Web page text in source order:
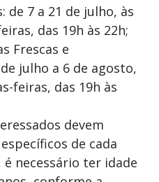
de 7 a 21 de julho, às
das 19h às 22h;
Frescas e
julho a 6 de agosto,
feiras, das 19h às
devem
de cada
necessário ter idade